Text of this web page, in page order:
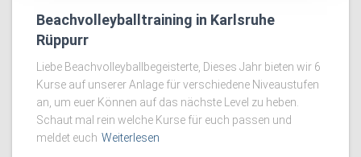
Beachvolleyballtraining in Karlsruhe
Rüppurr
Liebe Beachvolleyballbegeisterte, Dieses Jahr bieten wir 6
Kurse auf unserer Anlage für verschiedene Niveaustufen
an, um euer Können auf das nächste Level zu heben.
Schaut mal rein welche Kurse für euch passen und
meldet euch Weiterlesen